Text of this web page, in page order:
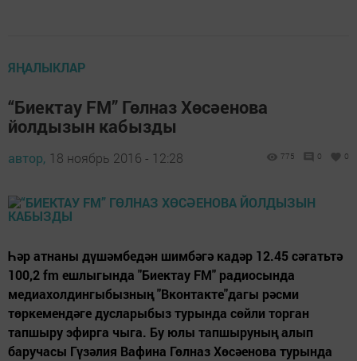
ЯҢАЛЫКЛАР
“Биектау FM” Гөлназ Хөсәенова
йолдызын кабызды
автор, 18 ноябрь 2016 - 12:28 775 0 0
Һәр атнаны дүшәмбедән шимбәгә кадәр 12.45 сәгатьтә
100,2 fm ешлыгында "Биектау FM" радиосында
медиахолдингыбызның "Вконтакте"дагы рәсми
төркемендәге дусларыбыз турында сөйли торган
тапшыру эфирга чыга. Бу юлы тапшыруның алып
баручасы Гүзәлия Вафина Гөлназ Хөсәенова турында